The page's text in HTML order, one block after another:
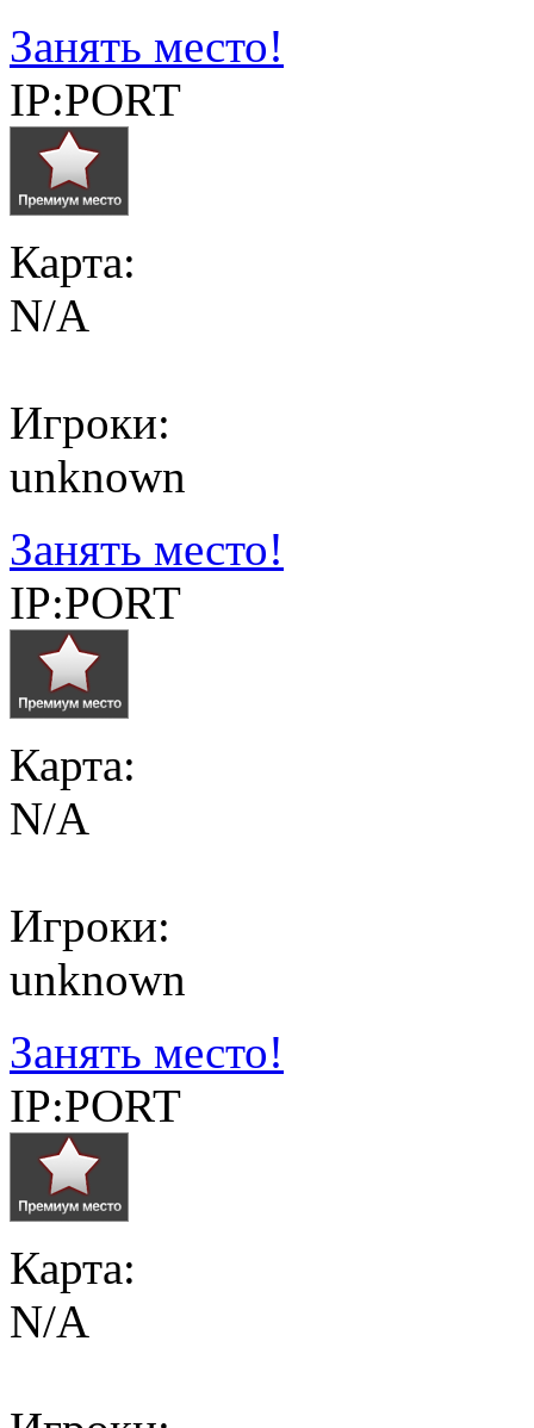
Занять место!
IP:PORT
Карта:
N/A
Игроки:
unknown
Занять место!
IP:PORT
Карта:
N/A
Игроки:
unknown
Занять место!
IP:PORT
Карта:
N/A